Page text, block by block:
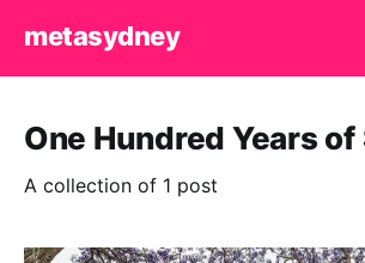
metasydney
One Hundred Years
A collection of 1 post